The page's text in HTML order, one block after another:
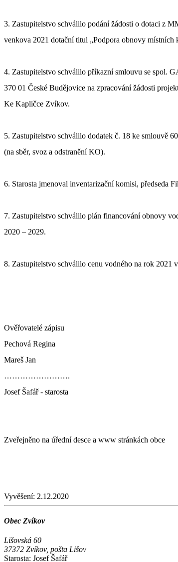
3. Zastupitelstvo schválilo podání žádosti o dotaci z
venkova 2021 dotační titul „Podpora obnovy místních
4. Zastupitelstvo schválilo příkazní smlouvu se spol.
370 01 České Budějovice na zpracování žádosti
Ke Kapličce Zvíkov.
5. Zastupitelstvo schválilo dodatek č. 18 ke smlouvě
(na sběr, svoz a odstranění KO).
6. Starosta jmenoval inventarizační komisi, předseda
7. Zastupitelstvo schválilo plán financování obnovy
2020 – 2029.
8. Zastupitelstvo schválilo cenu vodného na rok 2021
Ověřovatelé zápisu
Pechová Regina
Mareš Jan
…………………….
Josef Šafář - starosta
Zveřejněno na úřední desce a www stránkách obce
Vyvěšení: 2.12.2020
Obec Zvíkov
Lišovská 60
37372 Zvíkov, pošta Lišov
Starosta: Josef Šafář